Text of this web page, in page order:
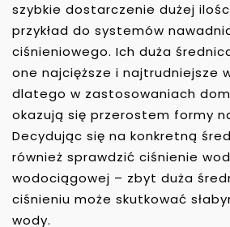
szybkie dostarczenie dużej
przykład do systemów
ciśnieniowego. Ich duża
one najcięższe i najtrudniejsze
dlatego w zastosowaniach
okazują się przerostem formy
Decydując się na konkretną
również sprawdzić ciśnienie
wodociągowej – zbyt duża
ciśnieniu może skutkować
wody.